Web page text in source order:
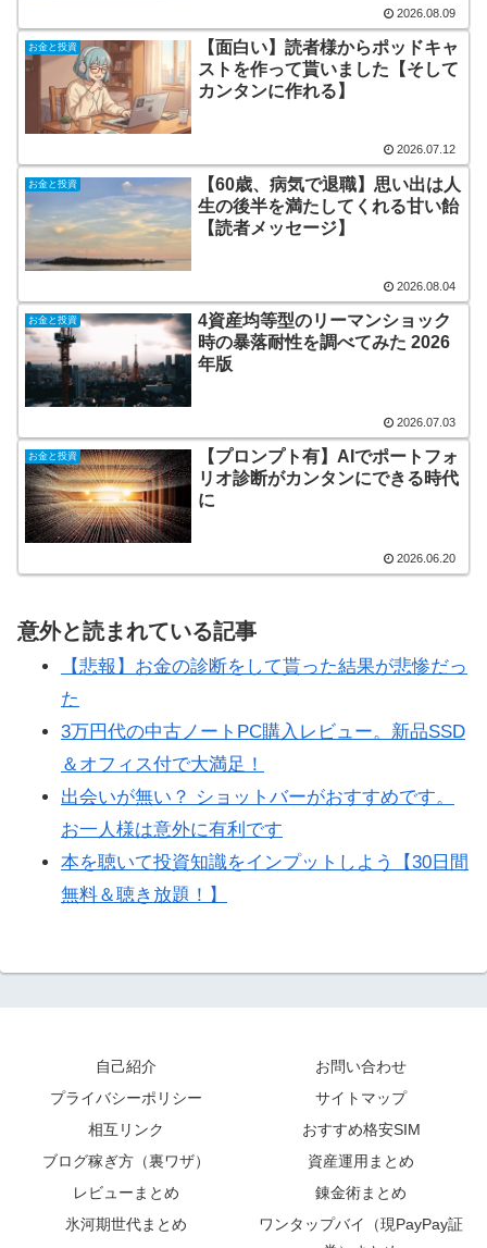
2026.08.09
お金と投資
【面白い】読者様からポッドキャ
ストを作って貰いました【そして
カンタンに作れる】
2026.07.12
お金と投資
【60歳、病気で退職】思い出は人
生の後半を満たしてくれる甘い飴
【読者メッセージ】
2026.08.04
お金と投資
4資産均等型のリーマンショック
時の暴落耐性を調べてみた 2026
年版
2026.07.03
お金と投資
【プロンプト有】AIでポートフォ
リオ診断がカンタンにできる時代
に
2026.06.20
意外と読まれている記事
【悲報】お金の診断をして貰った結果が悲惨だっ
た
3万円代の中古ノートPC購入レビュー。新品SSD
＆オフィス付で大満足！
出会いが無い？ ショットバーがおすすめです。
お一人様は意外に有利です
本を聴いて投資知識をインプットしよう【30日間
無料＆聴き放題！】
自己紹介
お問い合わせ
プライバシーポリシー
サイトマップ
相互リンク
おすすめ格安SIM
ブログ稼ぎ方（裏ワザ）
資産運用まとめ
レビューまとめ
錬金術まとめ
氷河期世代まとめ
ワンタップバイ（現PayPay証